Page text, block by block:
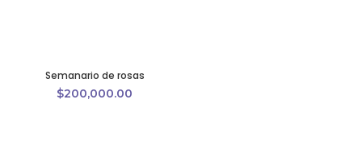
Semanario de rosas
$200,000.00